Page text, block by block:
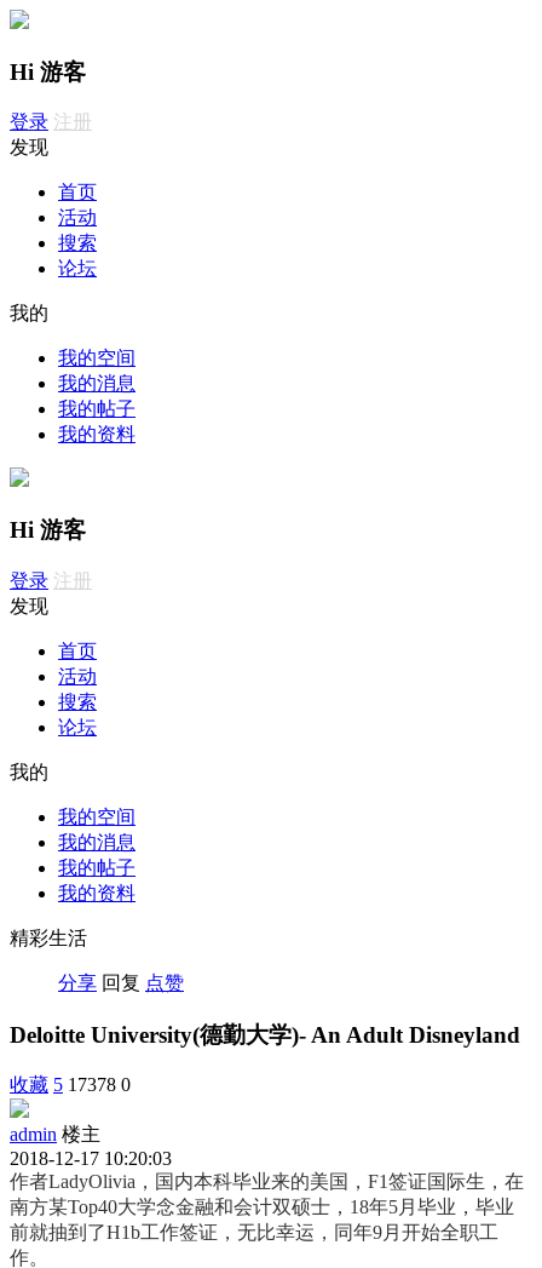
Hi 游客
登录 注册
发现
首页
活动
搜索
论坛
我的
我的空间
我的消息
我的帖子
我的资料
Hi 游客
登录 注册
发现
首页
活动
搜索
论坛
我的
我的空间
我的消息
我的帖子
我的资料
精彩生活
分享 回复 点赞
Deloitte University(德勤大学)- An Adult Disneyland
收藏 5 17378 0
admin 楼主
2018-12-17 10:20:03
作者LadyOlivia，国内本科毕业来的美国，F1签证国际生，在
南方某Top40大学念金融和会计双硕士，18年5月毕业，毕业
前就抽到了H1b工作签证，无比幸运，同年9月开始全职工
作。